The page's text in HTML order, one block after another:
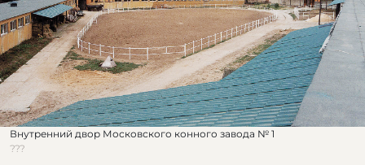
Внутренний двор Московского конного завода № 1
???